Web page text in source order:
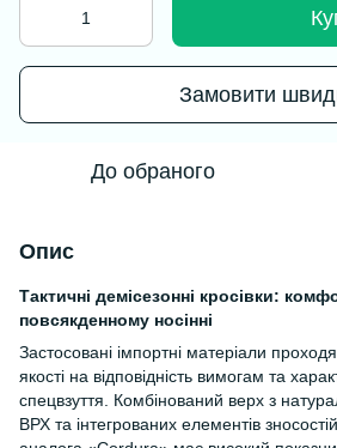
Замовити
До обраного
Опис
Тактичні демісезонні кросівки:
повсякденному носінні
Застосовані імпортні матеріали
якості на відповідність вимогам та
спецвзуття. Комбінований верх з
ВРХ та інтегрованих елементів